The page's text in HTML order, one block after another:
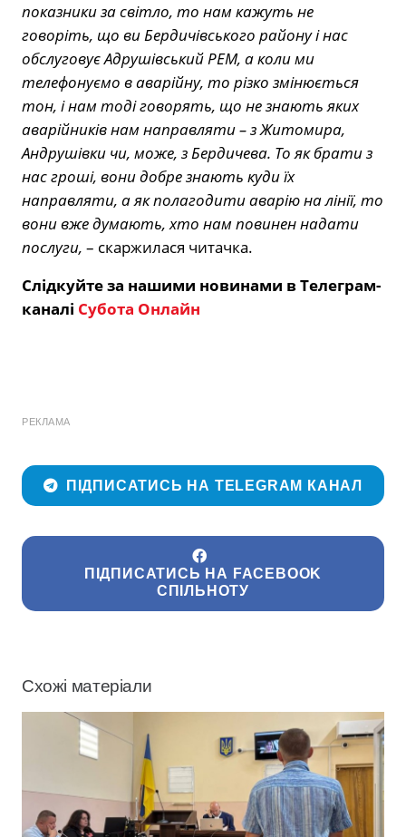
показники за світло, то нам кажуть не
говоріть, що ви Бердичівського району і нас
обслуговує Адрушівський РЕМ, а коли ми
телефонуємо в аварійну, то різко змінюється
тон, і нам тоді говорять, що не знають яких
аварійників нам направляти – з Житомира,
Андрушівки чи, може, з Бердичева. То як брати з
нас гроші, вони добре знають куди їх
направляти, а як полагодити аварію на лінії, то
вони вже думають, хто нам повинен надати
послуги, – скаржилася читачка.
Слідкуйте за нашими новинами в Телеграм-
каналі Субота Онлайн
РЕКЛАМА
ПІДПИСАТИСЬ НА TELEGRAM КАНАЛ
ПІДПИСАТИСЬ НА FACEBOOK
СПІЛЬНОТУ
Схожі матеріали